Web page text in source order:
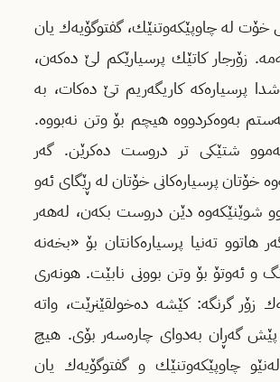
خۆت له‌ چاوپێكه‌وتنێك، گفتوگۆیه‌ك یان
زۆرجار كاتێك پرسیارێكم لێ ده‌كه‌ن،
پرسیاره‌كه‌ كاریگه‌ریم تێ ده‌كات، به‌
به‌وه‌كردووه‌ هیچم بۆ وتن نه‌بووه‌‌.
شتێكی تر دروست ده‌كرێن. ‌گه‌ر
خۆتان پرسیاره‌كانی خۆتان له‌ ڕێگای ئه‌و
شوێنێكه‌وه‌ دێن دروست بكه‌ن‌، له‌هه‌ر
هاتوو ته‌نیا پرسیاره‌كانتان بۆ «بخه‌نه‌
و ئه‌وتۆ بۆ وتن بوونی نابێت. هونه‌ری
زۆر گرنگه:‌ كێشه‌ ده‌خولقێنرێت، واته‌
گه‌ڕان به‌دوای چاره‌سه‌ر بۆی. هیچ
چاوپێكه‌وتنێك و گفتوگۆیه‌ك یان